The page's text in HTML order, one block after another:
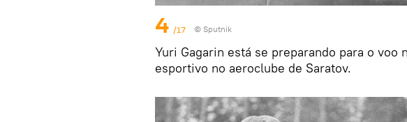
4 /17 © Sputnik
Yuri Gagarin está se preparando para o voo
esportivo no aeroclube de Saratov.